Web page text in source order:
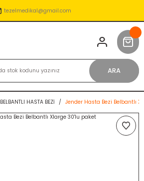
tezelmedikal@gmail.com
ARA
BELBANTLI HASTA BEZİ Jender Hasta Bezi Belbantlı